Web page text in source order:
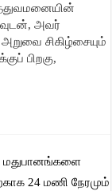
அவர்
அறுவை சிகிழ்சையும்
பிறகு,
மதுபானங்களை
24 மணி நேரமும்